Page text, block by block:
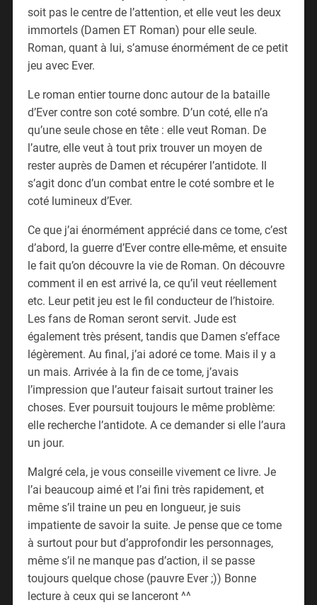
soit pas le centre de l’attention, et elle veut les deux
immortels (Damen ET Roman) pour elle seule.
Roman, quant à lui, s’amuse énormément de ce petit
jeu avec Ever.
Le roman entier tourne donc autour de la bataille
d’Ever contre son coté sombre. D’un coté, elle n’a
qu’une seule chose en tête : elle veut Roman. De
l’autre, elle veut à tout prix trouver un moyen de
rester auprès de Damen et récupérer l’antidote. Il
s’agit donc d’un combat entre le coté sombre et le
coté lumineux d’Ever.
Ce que j’ai énormément apprécié dans ce tome, c’est
d’abord, la guerre d’Ever contre elle-même, et ensuite
le fait qu’on découvre la vie de Roman. On découvre
comment il en est arrivé la, ce qu’il veut réellement
etc. Leur petit jeu est le fil conducteur de l’histoire.
Les fans de Roman seront servit. Jude est
également très présent, tandis que Damen s’efface
légèrement. Au final, j’ai adoré ce tome. Mais il y a
un mais. Arrivée à la fin de ce tome, j’avais
l’impression que l’auteur faisait surtout trainer les
choses. Ever poursuit toujours le même problème:
elle recherche l’antidote. A ce demander si elle l’aura
un jour.
Malgré cela, je vous conseille vivement ce livre. Je
l’ai beaucoup aimé et l’ai fini très rapidement, et
même s’il traine un peu en longueur, je suis
impatiente de savoir la suite. Je pense que ce tome
à surtout pour but d’approfondir les personnages,
même s’il ne manque pas d’action, il se passe
toujours quelque chose (pauvre Ever ;)) Bonne
lecture à ceux qui se lanceront ^^